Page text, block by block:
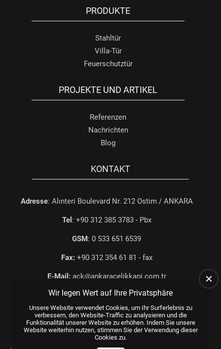
PRODUKTE
Stahltür
Villa-Tür
Feuerschutztür
PROJEKTE UND ARTIKEL
Referenzen
Nachrichten
Blog
KONTAKT
Adresse: Alınteri Boulevard Nr. 212 Ostim / ANKARA
Tel : +90 312 385 3783 - Pbx
GSM: 0 533 651 6539
Fax:+90 312 354 61 81 - fax
E-Mail:ack@ankaracelikkapi.com.tr
Wir legen Wert auf Ihre Privatsphäre
Unsere Website verwendet Cookies, um Ihr Surferlebnis zu
verbessern, den Website-Traffic zu analysieren und die
Funktionalität unserer Website zu erhöhen. Indem Sie unsere
Website weiterhin nutzen, stimmen Sie der Verwendung dieser
Cookies zu.